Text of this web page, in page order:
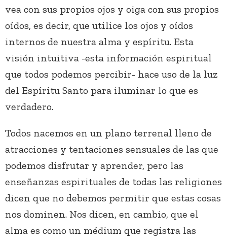
vea con sus propios ojos y oiga con sus propios
oídos, es decir, que utilice los ojos y oídos
internos de nuestra alma y espíritu. Esta
visión intuitiva -esta información espiritual
que todos podemos percibir- hace uso de la luz
del Espíritu Santo para iluminar lo que es
verdadero.
Todos nacemos en un plano terrenal lleno de
atracciones y tentaciones sensuales de las que
podemos disfrutar y aprender, pero las
enseñanzas espirituales de todas las religiones
dicen que no debemos permitir que estas cosas
nos dominen. Nos dicen, en cambio, que el
alma es como un médium que registra las